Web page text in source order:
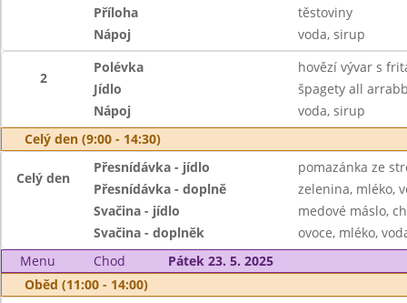
Příloha
těstoviny
Nápoj
voda, sirup
2
Polévka
hovězí vývar s
Jídlo
špagety all
Nápoj
voda, sirup
Celý den (9:00 - 14:30)
Celý den
Přesnídávka - jídlo
pomazánka ze
Přesnídávka - doplně
zelenina, mléko,
Svačina - jídlo
medové máslo,
Svačina - doplněk
ovoce, mléko,
Menu
Chod
Pátek 23. 5. 2025
Oběd (11:00 - 14:00)